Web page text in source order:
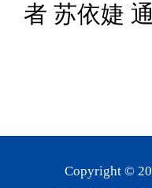
者 苏依婕
Copyright ©